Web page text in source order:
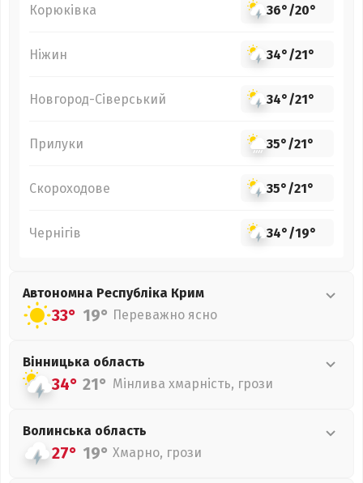
Корюківка 36°/20°
Ніжин 34°/21°
Новгород-Сіверський 34°/21°
Прилуки 35°/21°
Скороходове 35°/21°
Чернігів 34°/19°
Автономна Республіка Крим
33° 19° Переважно ясно
Вінницька область
34° 21° Мінлива хмарність, грози
Волинська область
27° 19° Хмарно, грози